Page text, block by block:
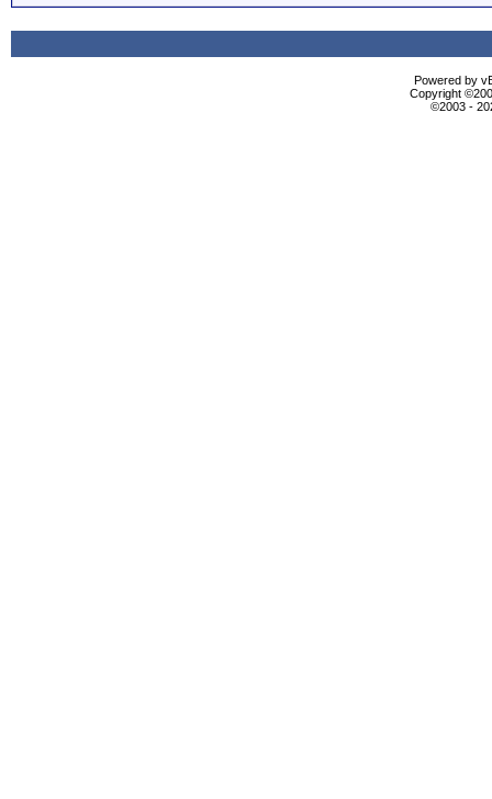
Powered by
Copyright
©2003 -